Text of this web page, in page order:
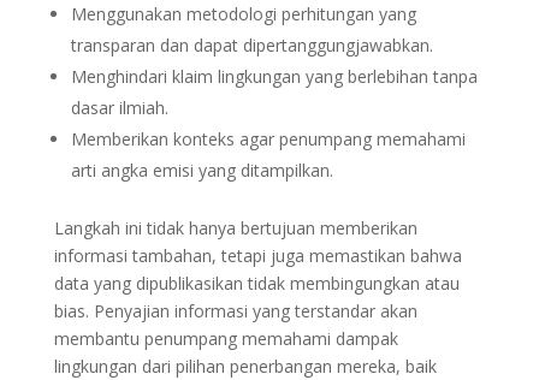
Menggunakan metodologi perhitungan yang
transparan dan dapat dipertanggungjawabkan.
Menghindari klaim lingkungan yang berlebihan tanpa
dasar ilmiah.
Memberikan konteks agar penumpang memahami
arti angka emisi yang ditampilkan.
Langkah ini tidak hanya bertujuan memberikan
informasi tambahan, tetapi juga memastikan bahwa
data yang dipublikasikan tidak membingungkan atau
bias. Penyajian informasi yang terstandar akan
membantu penumpang memahami dampak
lingkungan dari pilihan penerbangan mereka, baik